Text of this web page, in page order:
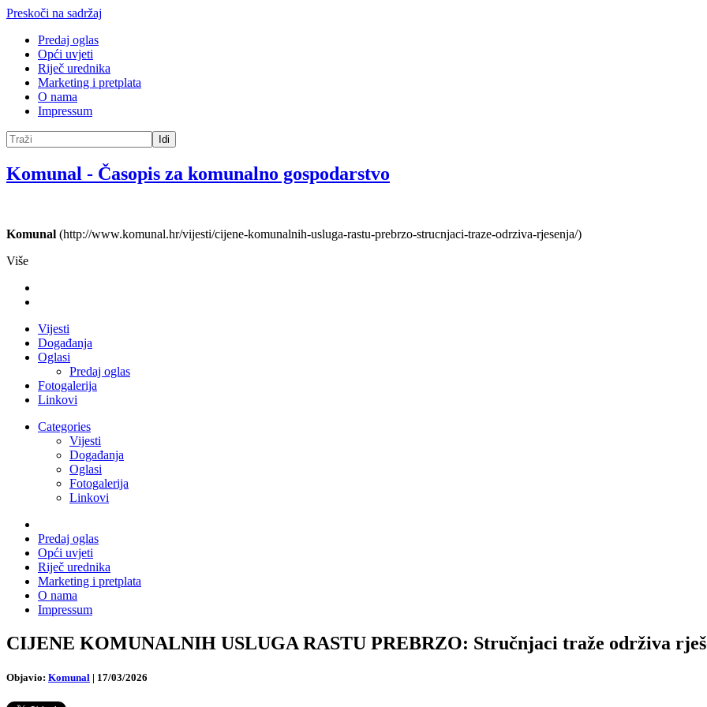
Preskoči na sadržaj
Predaj oglas
Opći uvjeti
Riječ urednika
Marketing i pretplata
O nama
Impressum
Idi
Komunal - Časopis za komunalno gospodarstvo
Komunal (http://www.komunal.hr/vijesti/cijene-komunalnih-usluga-rastu-prebrzo-strucnjaci-traze-odrziva-rjesenja/)
Više
Vijesti
Događanja
Oglasi
Predaj oglas
Fotogalerija
Linkovi
Categories
Vijesti
Događanja
Oglasi
Fotogalerija
Linkovi
Predaj oglas
Opći uvjeti
Riječ urednika
Marketing i pretplata
O nama
Impressum
CIJENE KOMUNALNIH USLUGA RASTU PREBRZO: Stručnjaci traže održiva
Objavio: Komunal | 17/03/2026